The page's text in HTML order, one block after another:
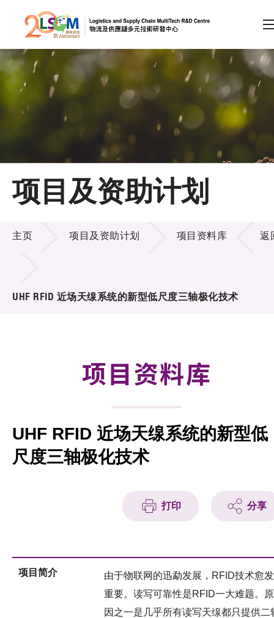
跳到内容（按回车键）
会员登录
A A EN 繁 简
主页
关于LSCM
技术商品化
合作计划
征求研发项目计划书
项目伙伴
项目及资助计划
项目及资助计划
主页 项目及资助计划 项目资料库
UHF RFID 近场天缐系统的新型低尺度三轴极化技术
返
项目资料库
UHF RFID 近场天缐系统的新型低
尺度三轴极化技术
打印 分享
项目简介
由于物联网的迅勐发展，RFID技术愈发
重要。读写可靠性是RFID一大难题。原
因之一是几乎所有读写天缐都只提供二